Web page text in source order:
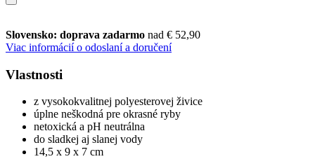
Slovensko: doprava zadarmo nad € 52,90
Viac informácií o odoslaní a doručení
Vlastnosti
z vysokokvalitnej polyesterovej živice
úplne neškodná pre okrasné ryby
netoxická a pH neutrálna
do sladkej aj slanej vody
14,5 x 9 x 7 cm